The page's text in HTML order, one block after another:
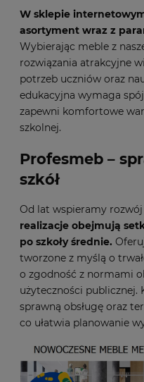
W sklepie
asortyment wraz z
Wybierając meble z
rozwiązania atrakcyjne
potrzeb uczniów oraz
edukacyjna wymaga
zapewni komfortowe
szkolnej.
Profesmeb –
szkół
Od lat wspieramy
realizacje obejmują
po szkoły średnie.
tworzone z myślą o
o zgodność z normami
użyteczności publicznej.
sprawną obsługę oraz
co ułatwia planowanie